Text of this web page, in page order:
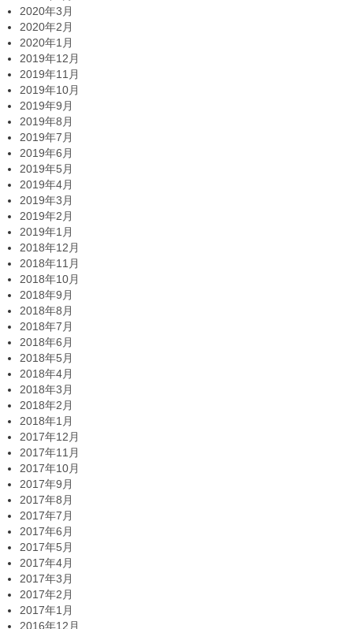
2020年3月
2020年2月
2020年1月
2019年12月
2019年11月
2019年10月
2019年9月
2019年8月
2019年7月
2019年6月
2019年5月
2019年4月
2019年3月
2019年2月
2019年1月
2018年12月
2018年11月
2018年10月
2018年9月
2018年8月
2018年7月
2018年6月
2018年5月
2018年4月
2018年3月
2018年2月
2018年1月
2017年12月
2017年11月
2017年10月
2017年9月
2017年8月
2017年7月
2017年6月
2017年5月
2017年4月
2017年3月
2017年2月
2017年1月
2016年12月